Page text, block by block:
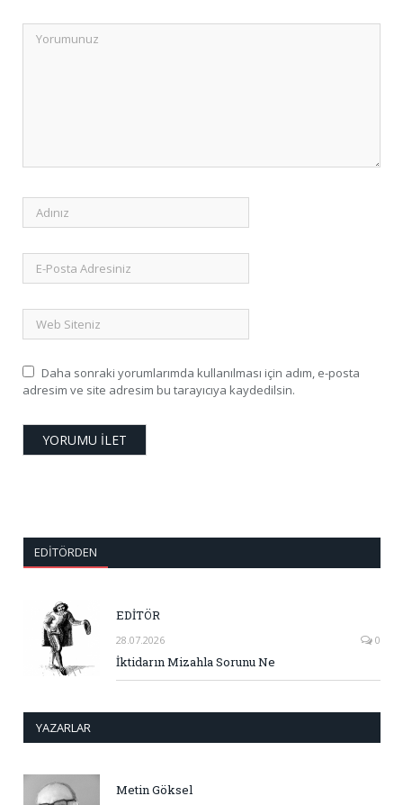
Daha sonraki yorumlarımda kullanılması için adım, e-posta
adresim ve site adresim bu tarayıcıya kaydedilsin.
EDITÖRDEN
EDİTÖR
28.07.2026 0
İktidarın Mizahla Sorunu Ne
YAZARLAR
Metin Göksel